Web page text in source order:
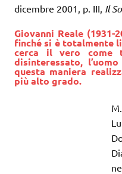
dicembre 2001, p. III, Il
Giovanni Reale
finché si è totalmente
cerca il vero come
disinteressato,
questa maniera
più alto grado.
M.